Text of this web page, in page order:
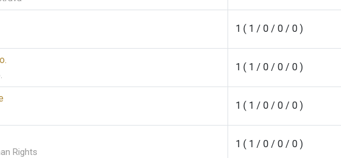
1 ( 1 / 0 / 0 / 0 )
1 ( 1 / 0 / 0 / 0 )
1 ( 1 / 0 / 0 / 0 )
Rights
1 ( 1 / 0 / 0 / 0 )